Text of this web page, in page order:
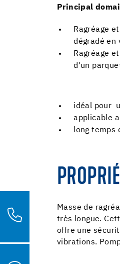
Principal
Ragréage
dégradé en
Ragréage
d'un
idéal pour
applicable
long temps
Masse de
très longue.
offre une
vibrations.